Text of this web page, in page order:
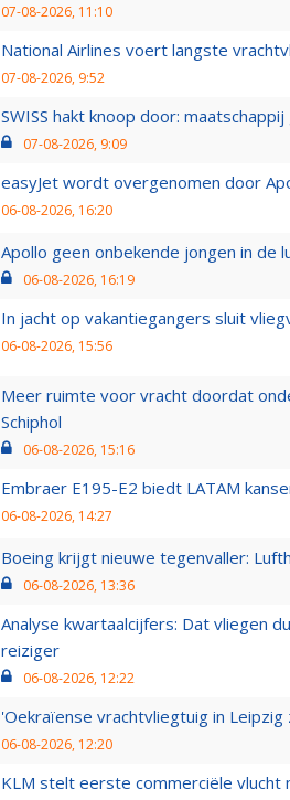
07-08-2026, 11:10
National Airlines voert langste
07-08-2026, 9:52
SWISS hakt knoop door:
07-08-2026, 9:09
easyJet wordt overgenomen door
06-08-2026, 16:20
Apollo geen onbekende jongen in de
06-08-2026, 16:19
In jacht op vakantiegangers sluit
06-08-2026, 15:56
Meer ruimte voor vracht doordat
Schiphol
06-08-2026, 15:16
Embraer E195-E2 biedt LATAM
06-08-2026, 14:27
Boeing krijgt nieuwe tegenvaller:
06-08-2026, 13:36
Analyse kwartaalcijfers: Dat vliegen
reiziger
06-08-2026, 12:22
'Oekraïense vrachtvliegtuig in
06-08-2026, 12:20
KLM stelt eerste commerciële vlucht